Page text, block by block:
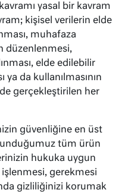
yasal bir kavram
kişisel verilerin elde
muhafaza
düzenlenmesi,
elde edilebilir
ya da kullanılmasının
gerçekleştirilen her
güvenliğine en üst
tüm ürün
hukuka uygun
işlenmesi, gerekmesi
gizliliğinizi korumak